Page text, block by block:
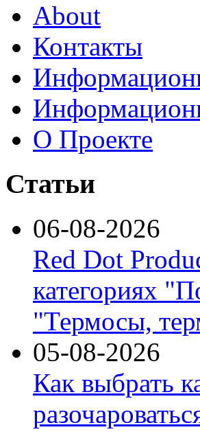
About
Контакты
О Проекте
Статьи
06-08-2026
Red Dot
категориях
"Термосы,
05-08-2026
Как выбрать